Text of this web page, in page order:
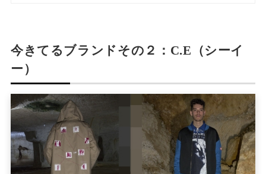
今きてるブランドその２：C.E（シーイ
ー）